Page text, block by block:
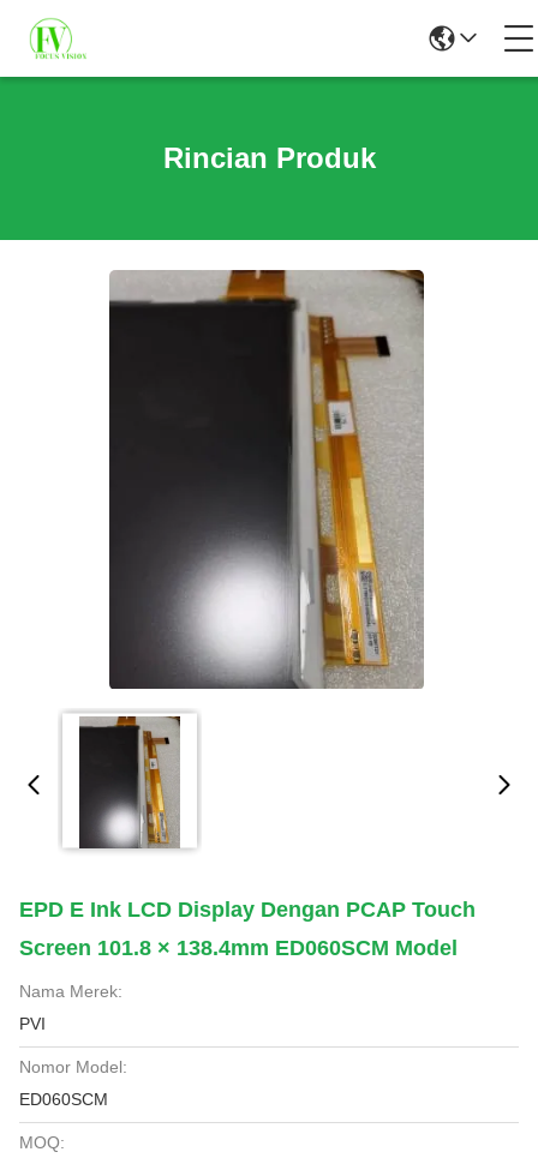
Rincian Produk
EPD E Ink LCD Display Dengan PCAP Touch
Screen 101.8 × 138.4mm ED060SCM Model
Nama Merek:
PVI
Nomor Model:
ED060SCM
MOQ: